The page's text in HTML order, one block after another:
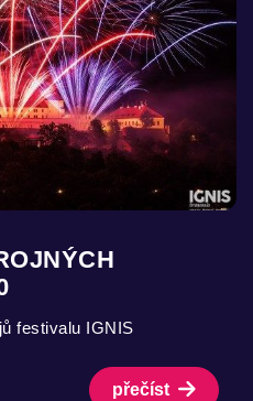
festivalu IGNIS
přečíst